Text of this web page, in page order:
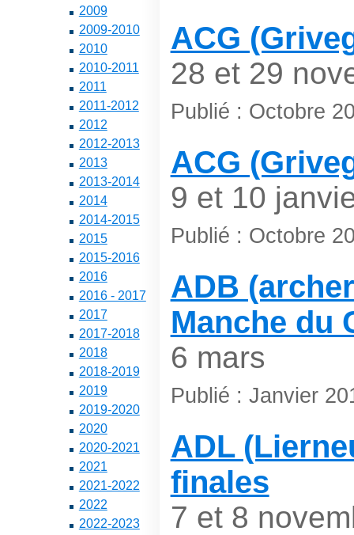
2009
2009-2010
2010
2010-2011
2011
2011-2012
2012
2012-2013
2013
2013-2014
2014
2014-2015
2015
2015-2016
2016
2016 - 2017
2017
2017-2018
2018
2018-2019
2019
2019-2020
2020
2020-2021
2021
2021-2022
2022
2022-2023
ACG
28 et 29
Publié : Octobre
ACG
9 et 10
Publié : Octobre
ADB
Manche du
6 mars
Publié : Janvier
ADL
finales
7 et 8